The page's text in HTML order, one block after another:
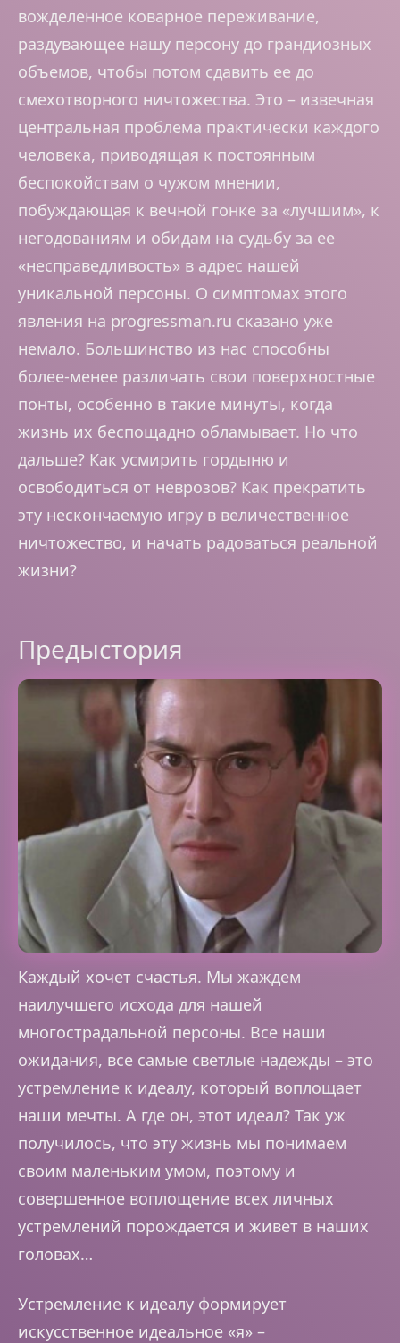
вожделенное коварное переживание,
раздувающее нашу персону до грандиозных
объемов, чтобы потом сдавить ее до
смехотворного ничтожества. Это – извечная
центральная проблема практически каждого
человека, приводящая к постоянным
беспокойствам о чужом мнении,
побуждающая к вечной гонке за «лучшим», к
негодованиям и обидам на судьбу за ее
«несправедливость» в адрес нашей
уникальной персоны. О симптомах этого
явления на progressman.ru сказано уже
немало. Большинство из нас способны
более-менее различать свои поверхностные
понты, особенно в такие минуты, когда
жизнь их беспощадно обламывает. Но что
дальше? Как усмирить гордыню и
освободиться от неврозов? Как прекратить
эту нескончаемую игру в величественное
ничтожество, и начать радоваться реальной
жизни?
Предыстория
Каждый хочет счастья. Мы жаждем
наилучшего исхода для нашей
многострадальной персоны. Все наши
ожидания, все самые светлые надежды – это
устремление к идеалу, который воплощает
наши мечты. А где он, этот идеал? Так уж
получилось, что эту жизнь мы понимаем
своим маленьким умом, поэтому и
совершенное воплощение всех личных
устремлений порождается и живет в наших
головах…
Устремление к идеалу формирует
искусственное идеальное «я» –